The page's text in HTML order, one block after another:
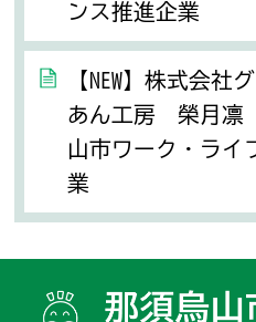
ンス推進企業
【NEW】株式会
あん工房 榮月凛
山市ワーク・ライ
業